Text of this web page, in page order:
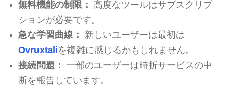
無料機能の制限：
高度なツールはサブスクリプ
ションが必要です。
急な学習曲線：
新しいユーザーは最初は
Ovruxtaliを複雑に感じるかもしれません。
接続問題：
一部のユーザーは時折サービスの中
断を報告しています。